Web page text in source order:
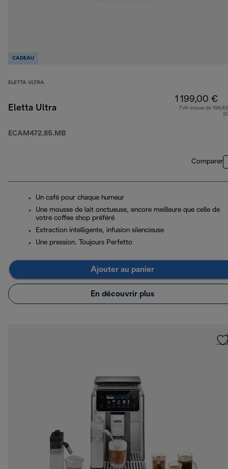
CADEAU
ELETTA ULTRA
Eletta Ultra
ECAM472.85.MB
1 199,00 €
TVA incluse de
Comparer
Un café pour chaque humeur
Une mousse de lait onctueuse, encore meilleure que celle de
votre coffee shop préféré
Extraction intelligente, infusion silencieuse
Une pression. Toujours Perfetto
Ajouter au panier
En découvrir plus